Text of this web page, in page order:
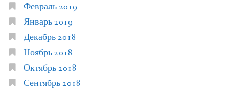
Февраль 2019
Январь 2019
Декабрь 2018
Ноябрь 2018
Октябрь 2018
Сентябрь 2018